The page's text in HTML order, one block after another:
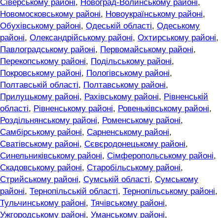
Сіверському районі, Новоград-Волинському районі,
Новомосковському районі, Новоукраїнському районі,
Обухівському районі, Одеській області, Одеському
районі, Олександрійському районі, Охтирському районі,
Павлоградському районі, Первомайському районі,
Перекопському районі, Подільському районі,
Покровському районі, Пологівському районі,
Полтавській області, Полтавському районі,
Прилуцькому районі, Рахівському районі, Рівненській
області, Рівненському районі, Ровеньківському районі,
Роздільнянському районі, Роменському районі,
Самбірському районі, Сарненському районі,
Сватівському районі, Сєвєродонецькому районі,
Синельниківському районі, Сімферопольському районі,
Скадовському районі, Старобільському районі,
Стрийському районі, Сумській області, Сумському
районі, Тернопільській області, Тернопільському районі,
Тульчинському районі, Тячівському районі,
Ужгородському районі, Уманському районі,